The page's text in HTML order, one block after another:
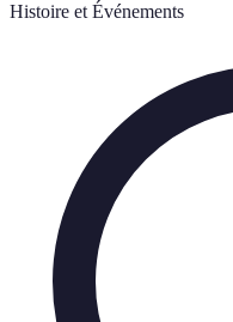
Histoire et Événements